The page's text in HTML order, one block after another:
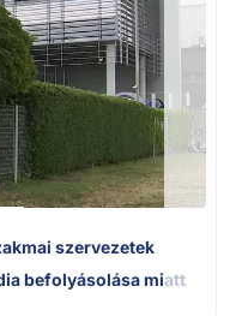
szervezetek
befolyásolása miatt